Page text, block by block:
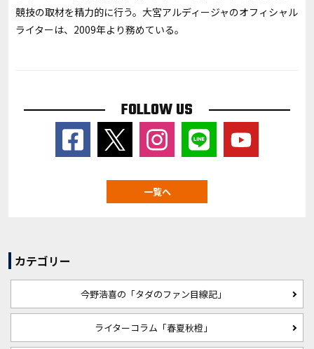
競技の取材を精力的に行う。大宮アルディージャのオフィシャル
ライターは、2009年より務めている。
FOLLOW US
一覧へ
カテゴリー
今野浩喜の「タダのファン目線記」
ライターコラム「春夏秋橙」